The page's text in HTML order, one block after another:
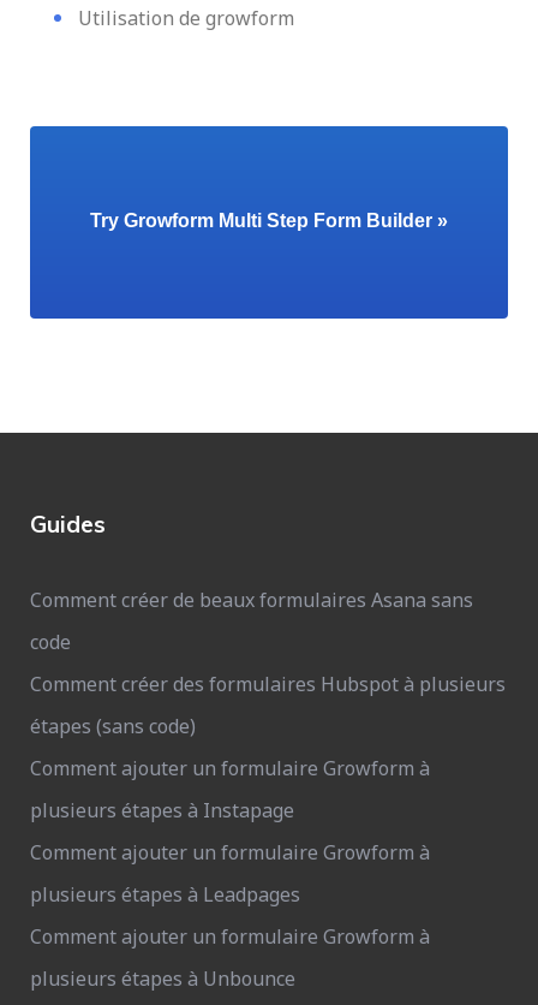
Utilisation de growform
Try Growform Multi Step Form Builder »
Guides
Comment créer de beaux formulaires Asana sans
code
Comment créer des formulaires Hubspot à plusieurs
étapes (sans code)
Comment ajouter un formulaire Growform à
plusieurs étapes à Instapage
Comment ajouter un formulaire Growform à
plusieurs étapes à Leadpages
Comment ajouter un formulaire Growform à
plusieurs étapes à Unbounce